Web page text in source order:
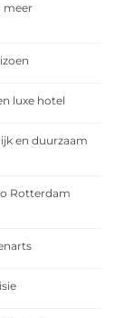
meer
luxe hotel
en duurzaam
Rotterdam